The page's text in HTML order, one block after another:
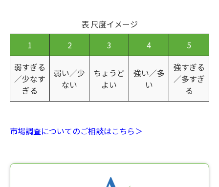
表 尺度イメージ
1
2 3 4
5
弱すぎる
／少なす
ぎる
弱い／少
ない
ちょうど
よい
強い／多
い
強すぎる
／多すぎ
る
市場調査についてのご相談はこちら＞